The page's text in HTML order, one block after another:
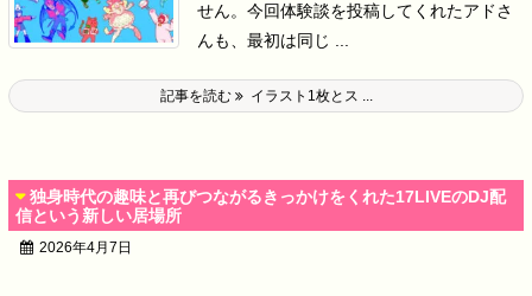
せん。 今回体験談を投稿してくれたアドさ
んも、最初は同じ ...
記事を読む イラスト1枚とス ...
独身時代の趣味と再びつながるきっかけをくれた17LIVEのDJ配
信という新しい居場所
2026年4月7日